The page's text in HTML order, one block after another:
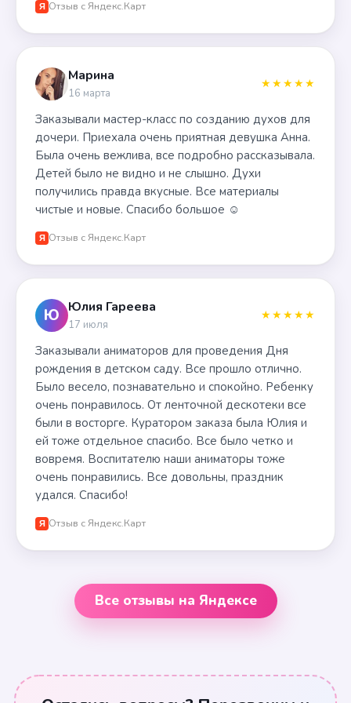
Я Отзыв с Яндекс.Карт
Марина
16 марта
★★★★★
Заказывали мастер-класс по созданию духов для
дочери. Приехала очень приятная девушка Анна.
Была очень вежлива, все подробно рассказывала.
Детей было не видно и не слышно. Духи
получились правда вкусные. Все материалы
чистые и новые. Спасибо большое ☺️
Я Отзыв с Яндекс.Карт
Ю Юлия Гареева
17 июля
★★★★★
Заказывали аниматоров для проведения Дня
рождения в детском саду. Все прошло отлично.
Было весело, познавательно и спокойно. Ребенку
очень понравилось. От ленточной дескотеки все
были в восторге. Куратором заказа была Юлия и
ей тоже отдельное спасибо. Все было четко и
вовремя. Воспитателю наши аниматоры тоже
очень понравились. Все довольны, праздник
удался. Спасибо!
Я Отзыв с Яндекс.Карт
Все отзывы на Яндексе